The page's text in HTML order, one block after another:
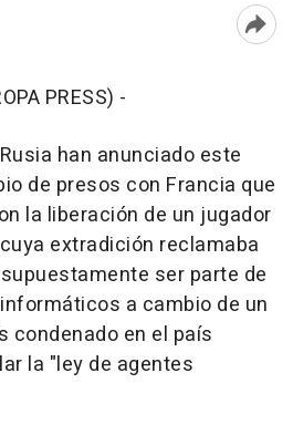
PRESS) -
han anunciado este
de presos con Francia que
la liberación de un jugador
extradición reclamaba
ser parte de
a cambio de un
condenado en el país
la "ley de agentes